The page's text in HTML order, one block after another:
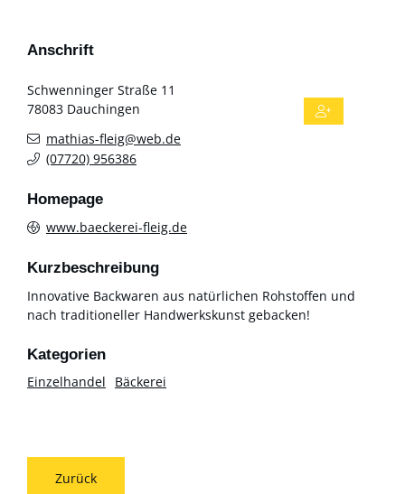
Anschrift
Schwenninger Straße 11
78083 Dauchingen
mathias-fleig@web.de
(07720) 956386
Homepage
www.baeckerei-fleig.de
Kurzbeschreibung
Innovative Backwaren aus natürlichen Rohstoffen und
nach traditioneller Handwerkskunst gebacken!
Einzelhandel Bäckerei
Zurück